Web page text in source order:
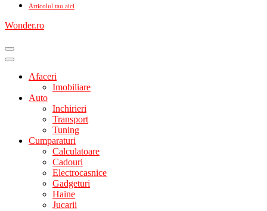
Articolul tau aici
Wonder.ro
Afaceri
Imobiliare
Auto
Inchirieri
Transport
Tuning
Cumparaturi
Calculatoare
Cadouri
Electrocasnice
Gadgeturi
Haine
Jucarii